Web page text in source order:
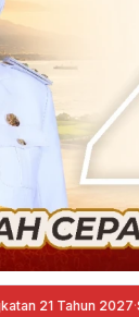
2027·SNEX